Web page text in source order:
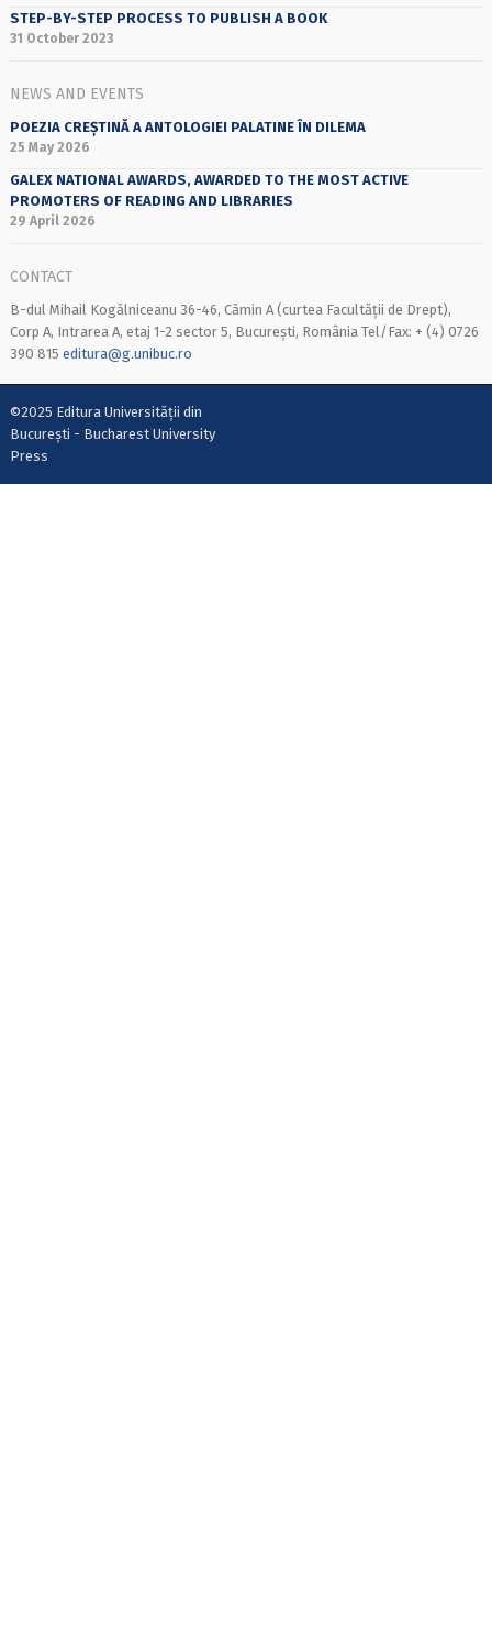
STEP-BY-STEP PROCESS TO PUBLISH A BOOK
31 October 2023
NEWS AND EVENTS
POEZIA CREȘTINĂ A ANTOLOGIEI PALATINE ÎN DILEMA
25 May 2026
GALEX NATIONAL AWARDS, AWARDED TO THE MOST ACTIVE
PROMOTERS OF READING AND LIBRARIES
29 April 2026
CONTACT
B-dul Mihail Kogălniceanu 36-46, Cămin A (curtea Facultății de Drept),
Corp A, Intrarea A, etaj 1-2 sector 5, București, România Tel/Fax: + (4) 0726
390 815 editura@g.unibuc.ro
©2025 Editura Universității din
București - Bucharest University
Press